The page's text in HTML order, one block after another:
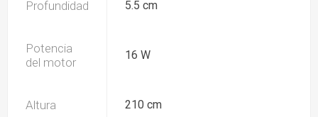
Profundidad 5.5 cm
Potencia
del motor
16 W
Altura 210 cm